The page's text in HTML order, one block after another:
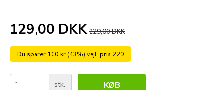
129,00 DKK 229,00 DKK
Du sparer 100 kr (43%) vejl. pris 229
stk. KØB